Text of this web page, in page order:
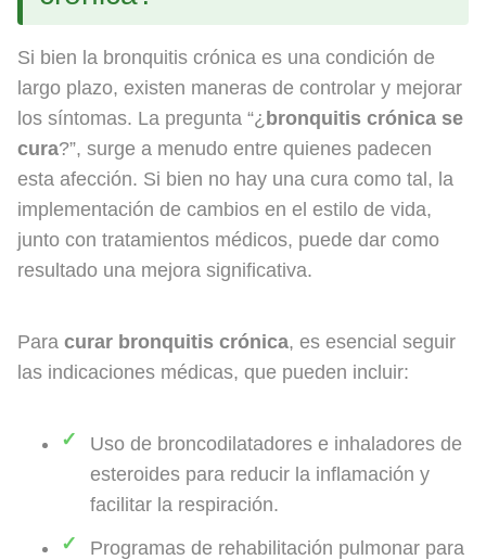
Si bien la bronquitis crónica es una condición de
largo plazo, existen maneras de controlar y mejorar
los síntomas. La pregunta “¿ bronquitis crónica se
cura?”, surge a menudo entre quienes padecen
esta afección. Si bien no hay una cura como tal, la
implementación de cambios en el estilo de vida,
junto con tratamientos médicos, puede dar como
resultado una mejora significativa.
Para curar bronquitis crónica, es esencial seguir
las indicaciones médicas, que pueden incluir:
Uso de broncodilatadores e inhaladores de
esteroides para reducir la inflamación y
facilitar la respiración.
Programas de rehabilitación pulmonar para